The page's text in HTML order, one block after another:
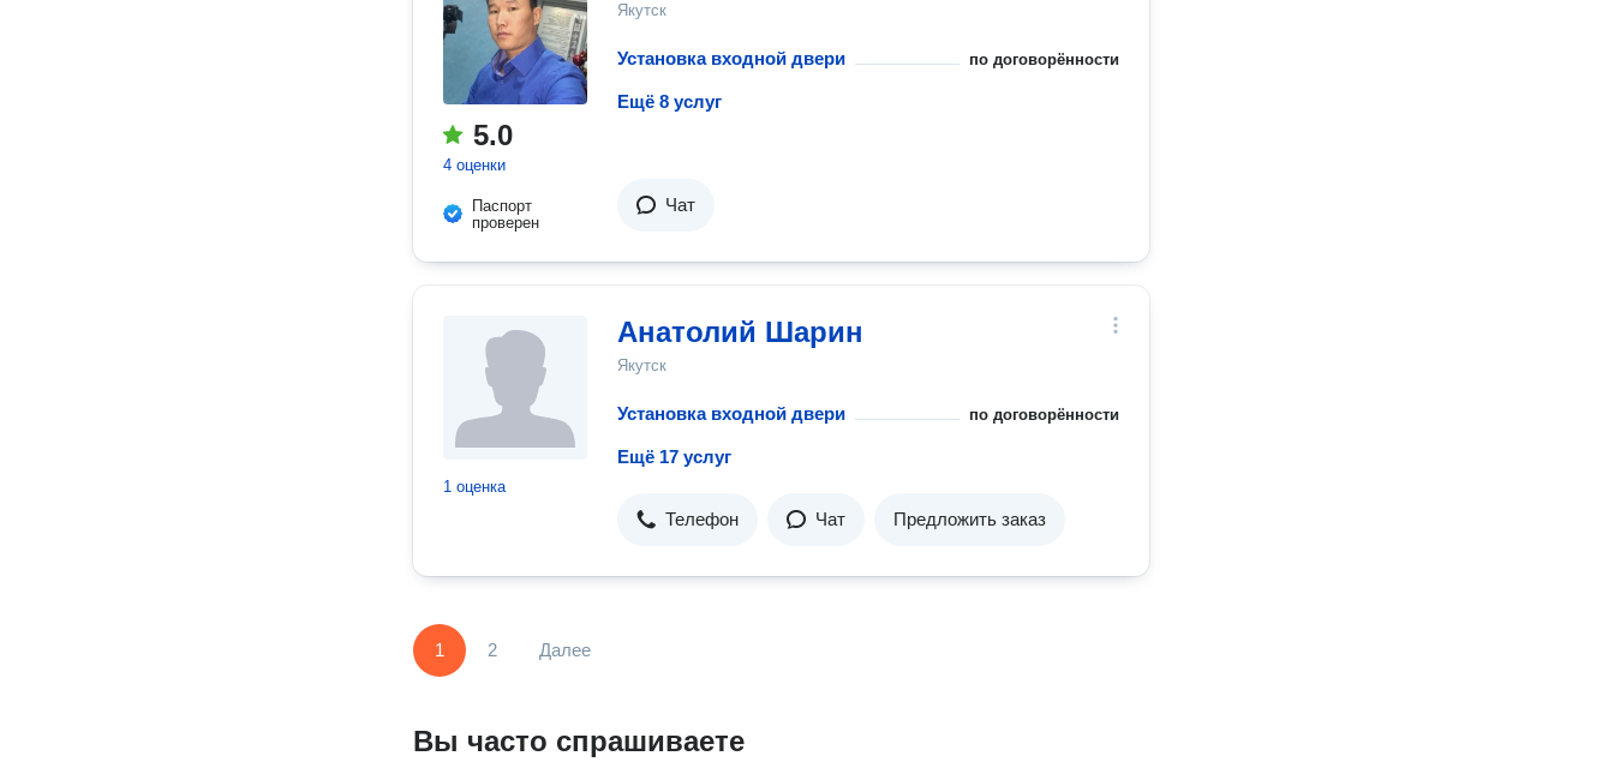
5.0
4 оценки
Паспорт
проверен
Якутск
Установка входной двери по договорённости
Ещё 8 услуг
Чат
1 оценка
Анатолий Шарин
Якутск
Установка входной двери по договорённости
Ещё 17 услуг
Телефон Чат Предложить заказ
1 2 Далее
Вы часто спрашиваете